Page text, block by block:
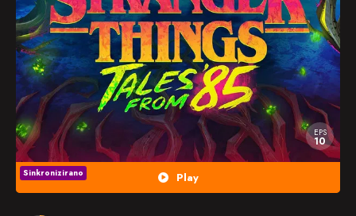
Nasumično
Favorites EPS
10
Play
Sinkronizirano